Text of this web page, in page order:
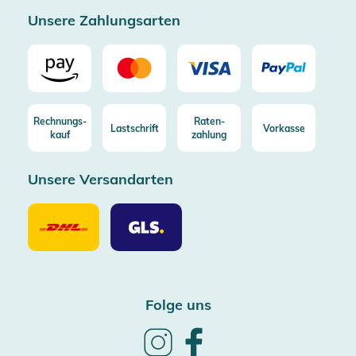
Unsere Zahlungsarten
Rechnungs-
kauf
Lastschrift
Raten-
zahlung
Vorkasse
Unsere Versandarten
Unsere
Versandarten
DHL
Unsere
Versandarten
GLS
Folge uns
Follow